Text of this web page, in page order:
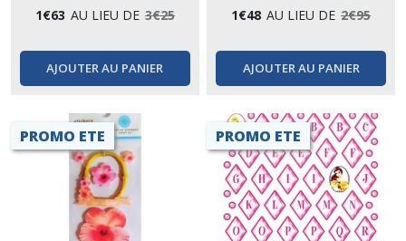
1€63 AU LIEU DE 3€25
AJOUTER AU PANIER
1€48 AU LIEU DE 2€95
AJOUTER AU PANIER
PROMO ETE PROMO ETE